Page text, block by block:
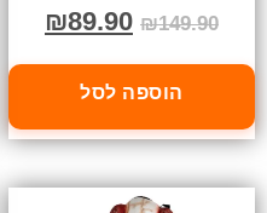
₪149.90
₪89.90
הוספה לסל